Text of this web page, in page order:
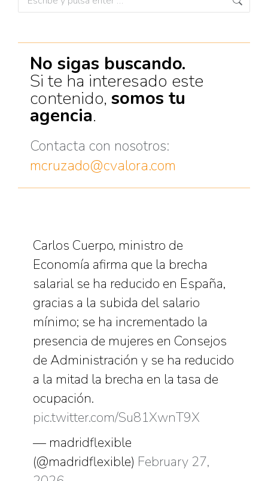
No sigas buscando.
Si te ha interesado este
contenido, somos tu
agencia.
Contacta con nosotros:
mcruzado@cvalora.com
Carlos Cuerpo, ministro de
Economía afirma que la brecha
salarial se ha reducido en España,
gracias a la subida del salario
mínimo; se ha incrementado la
presencia de mujeres en Consejos
de Administración y se ha reducido
a la mitad la brecha en la tasa de
ocupación.
pic.twitter.com/Su81XwnT9X
— madridflexible
(@madridflexible) February 27,